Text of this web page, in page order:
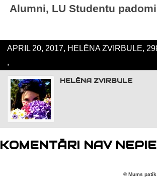
Alumni, LU Studentu
APRIL 20, 2017, HELĒNA ZVIRBULE,
,
HELĒNA ZVIRBULE
KOMENTĀRI NAV
© Mums